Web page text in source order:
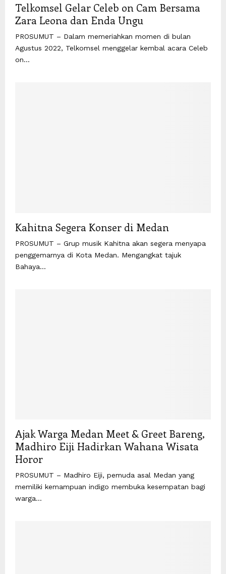
Telkomsel Gelar Celeb on Cam Bersama
Zara Leona dan Enda Ungu
PROSUMUT – Dalam memeriahkan momen di bulan
Agustus 2022, Telkomsel menggelar kembal acara Celeb
on...
Kahitna Segera Konser di Medan
PROSUMUT – Grup musik Kahitna akan segera menyapa
penggemarnya di Kota Medan. Mengangkat tajuk
Bahaya...
Ajak Warga Medan Meet & Greet Bareng,
Madhiro Eiji Hadirkan Wahana Wisata
Horor
PROSUMUT – Madhiro Eiji, pemuda asal Medan yang
memiliki kemampuan indigo membuka kesempatan bagi
warga...